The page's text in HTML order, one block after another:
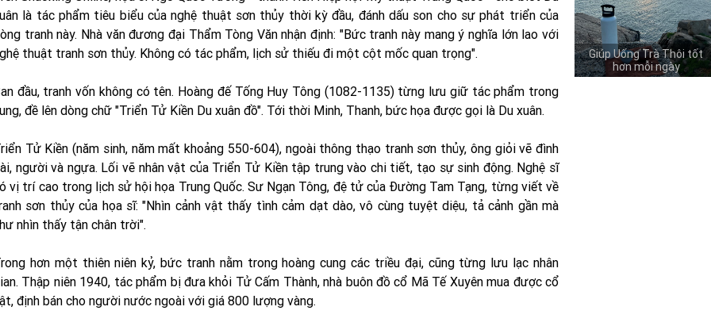
là tác phẩm tiêu biểu của nghệ thuật sơn thủy thời kỳ đầu, đánh dấu son cho sự phát triển của
tranh này. Nhà văn đương đại Thẩm Tòng Văn nhận định: "Bức tranh này mang ý nghĩa lớn lao với
thuật tranh sơn thủy. Không có tác phẩm, lịch sử thiếu đi một cột mốc quan trọng".
đầu, tranh vốn không có tên. Hoàng đế Tống Huy Tông (1082-1135) từng lưu giữ tác phẩm trong
đề lên dòng chữ "Triển Tử Kiền Du xuân đồ". Tới thời Minh, Thanh, bức họa được gọi là Du xuân.
Tử Kiền (năm sinh, năm mất khoảng 550-604), ngoài thông thạo tranh sơn thủy, ông giỏi vẽ đình
người và ngựa. Lối vẽ nhân vật của Triển Tử Kiền tập trung vào chi tiết, tạo sự sinh động. Nghệ sĩ
vị trí cao trong lịch sử hội họa Trung Quốc. Sư Ngạn Tông, đệ tử của Đường Tam Tạng, từng viết về
sơn thủy của họa sĩ: "Nhìn cảnh vật thấy tình cảm dạt dào, vô cùng tuyệt diệu, tả cảnh gần mà
nhìn thấy tận chân trời".
hơn một thiên niên kỷ, bức tranh nằm trong hoàng cung các triều đại, cũng từng lưu lạc nhân
Thập niên 1940, tác phẩm bị đưa khỏi Tử Cấm Thành, nhà buôn đồ cổ Mã Tế Xuyên mua được cổ
định bán cho người nước ngoài với giá 800 lượng vàng.
Giúp Uống Trà Thôi tốt
hơn mỗi ngày